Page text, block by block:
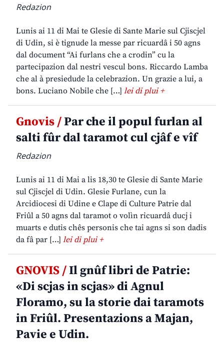
Redazion
Lunis ai 11 di Mai te Glesie di Sante Marie sul Cjiscjel
di Udin, si è tignude la messe par ricuardâ i 50 agns
dal document “Ai furlans che a crodin” cu la
partecipazion dal nestri vescul bons. Riccardo Lamba
che al à presiedude la celebrazion. Un grazie a lui, a
bons. Luciano Nobile che […] lei di plui +
Gnovis /Par che il popul furlan al
salti fûr dal taramot cul cjâf e vîf
Redazion
Lunis ai 11 di Mai a lis 18,30 te Glesie di Sante Marie
sul Cjiscjel di Udin. Glesie Furlane, cun la
Arcidiocesi di Udine e Clape di Culture Patrie dal
Friûl a 50 agns dal taramot o volìn ricuardâ ducj i
muarts e dutis chês personis che tai agns si son dadis
da fâ par […] lei di plui +
GNOVIS /Il gnûf libri de Patrie:
«Di scjas in scjas» di Agnul
Floramo, su la storie dai taramots
in Friûl. Presentazions a Majan,
Pavie e Udin.